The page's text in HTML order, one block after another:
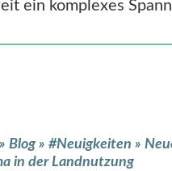
ein komplexes
» Blog » #Neuigkeiten »
in der Landnutzung